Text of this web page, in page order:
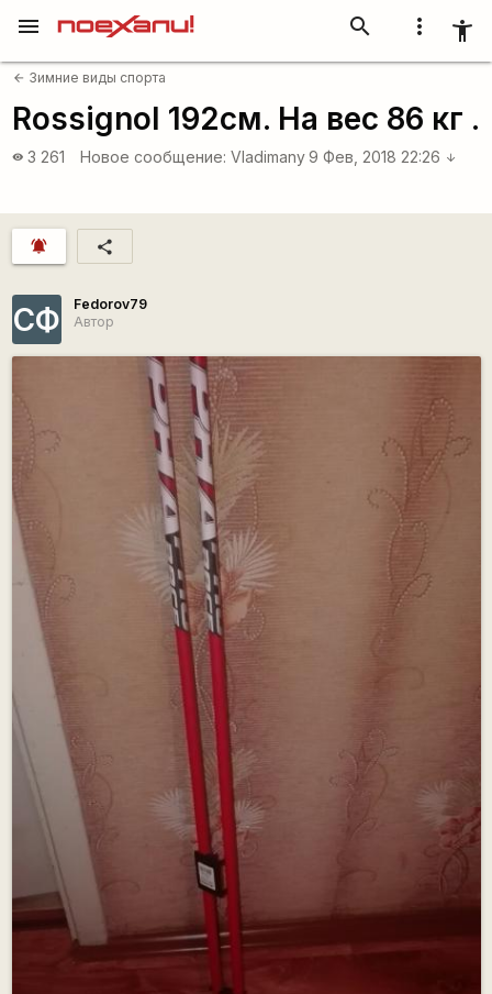
more_vert accessibility_new
search
menu
arrow_back Зимние виды спорта
Rossignol 192см. На вес 86 кг .
visibility 3 261 Новое сообщение: Vladimany 9 Фев, 2018 22:26 arrow_downward
notifications_active share
СФ
Fedorov79
Автор